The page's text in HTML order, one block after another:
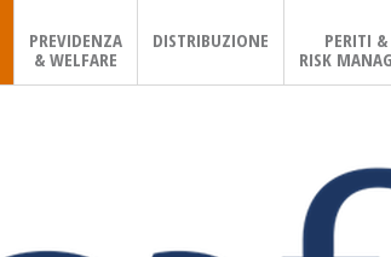
PREVIDENZA
& WELFARE
DISTRIBUZIONE
PERITI &
RISK